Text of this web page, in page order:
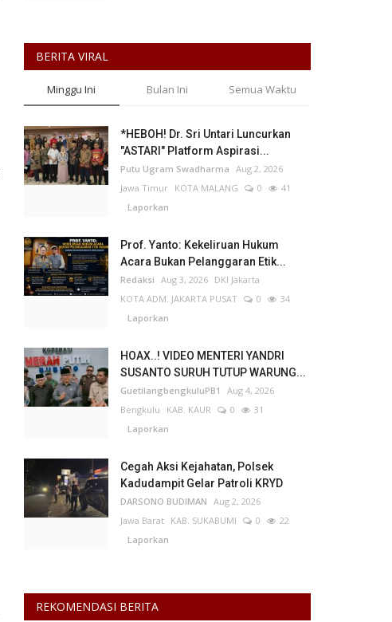
BERITA VIRAL
Minggu Ini Bulan Ini Semua Waktu
*HEBOH! Dr. Sri Untari Luncurkan
"ASTARI" Platform Aspirasi...
Putu Ugram Swadharma Aug 2, 2026
Jawa Timur KOTA MALANG 0
41
Laporkan
Prof. Yanto: Kekeliruan Hukum
Acara Bukan Pelanggaran Etik...
Redaksi Aug 3, 2026 DKI Jakarta
KOTA ADM. JAKARTA PUSAT
0
34
Laporkan
HOAX..! VIDEO MENTERI YANDRI
SUSANTO SURUH TUTUP WARUNG...
GuetilangbengkuluPB1
Aug 4, 2026
Bengkulu
KAB. KAUR 0
31
Laporkan
Cegah Aksi Kejahatan, Polsek
Kadudampit Gelar Patroli KRYD
DARSONO BUDIMAN Aug 2, 2026
Jawa Barat KAB. SUKABUMI 0
22
Laporkan
REKOMENDASI BERITA